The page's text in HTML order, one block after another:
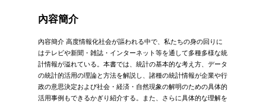
內容簡介
內容簡介 高度情報化社会が謳われる中で、私たちの身の回りに
はテレビや新聞・雑誌・インターネット等を通して多種多様な統
計情報が溢れている。本書では、統計の基本的な考え方、データ
の統計的活用の理論と方法を解説し、諸種の統計情報が企業や行
政の意思決定および社会・経済・自然現象の解明のための具体的
活用事例もできるかぎり紹介する。また、さらに具体的な理解を